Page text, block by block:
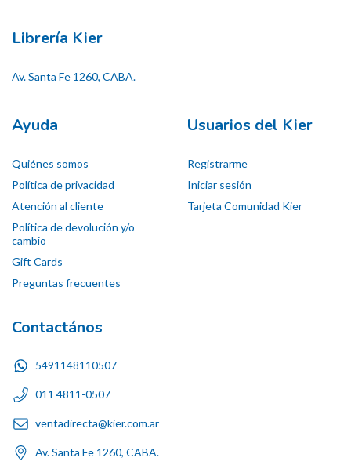
Librería Kier
Av. Santa Fe 1260, CABA.
Ayuda
Quiénes somos
Política de privacidad
Atención al cliente
Política de devolución y/o
cambio
Gift Cards
Preguntas frecuentes
Usuarios del Kier
Registrarme
Iniciar sesión
Tarjeta Comunidad Kier
Contactános
5491148110507
011 4811-0507
ventadirecta@kier.com.ar
Av. Santa Fe 1260, CABA.